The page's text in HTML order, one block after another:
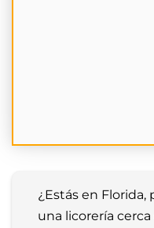
¿Estás en
una licorería